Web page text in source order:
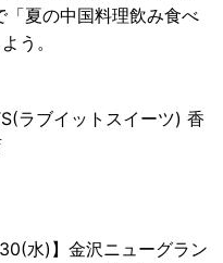
「夏の中国料理飲み食べ
う。
ラブイットスイーツ) 香
水)】金沢ニューグラン